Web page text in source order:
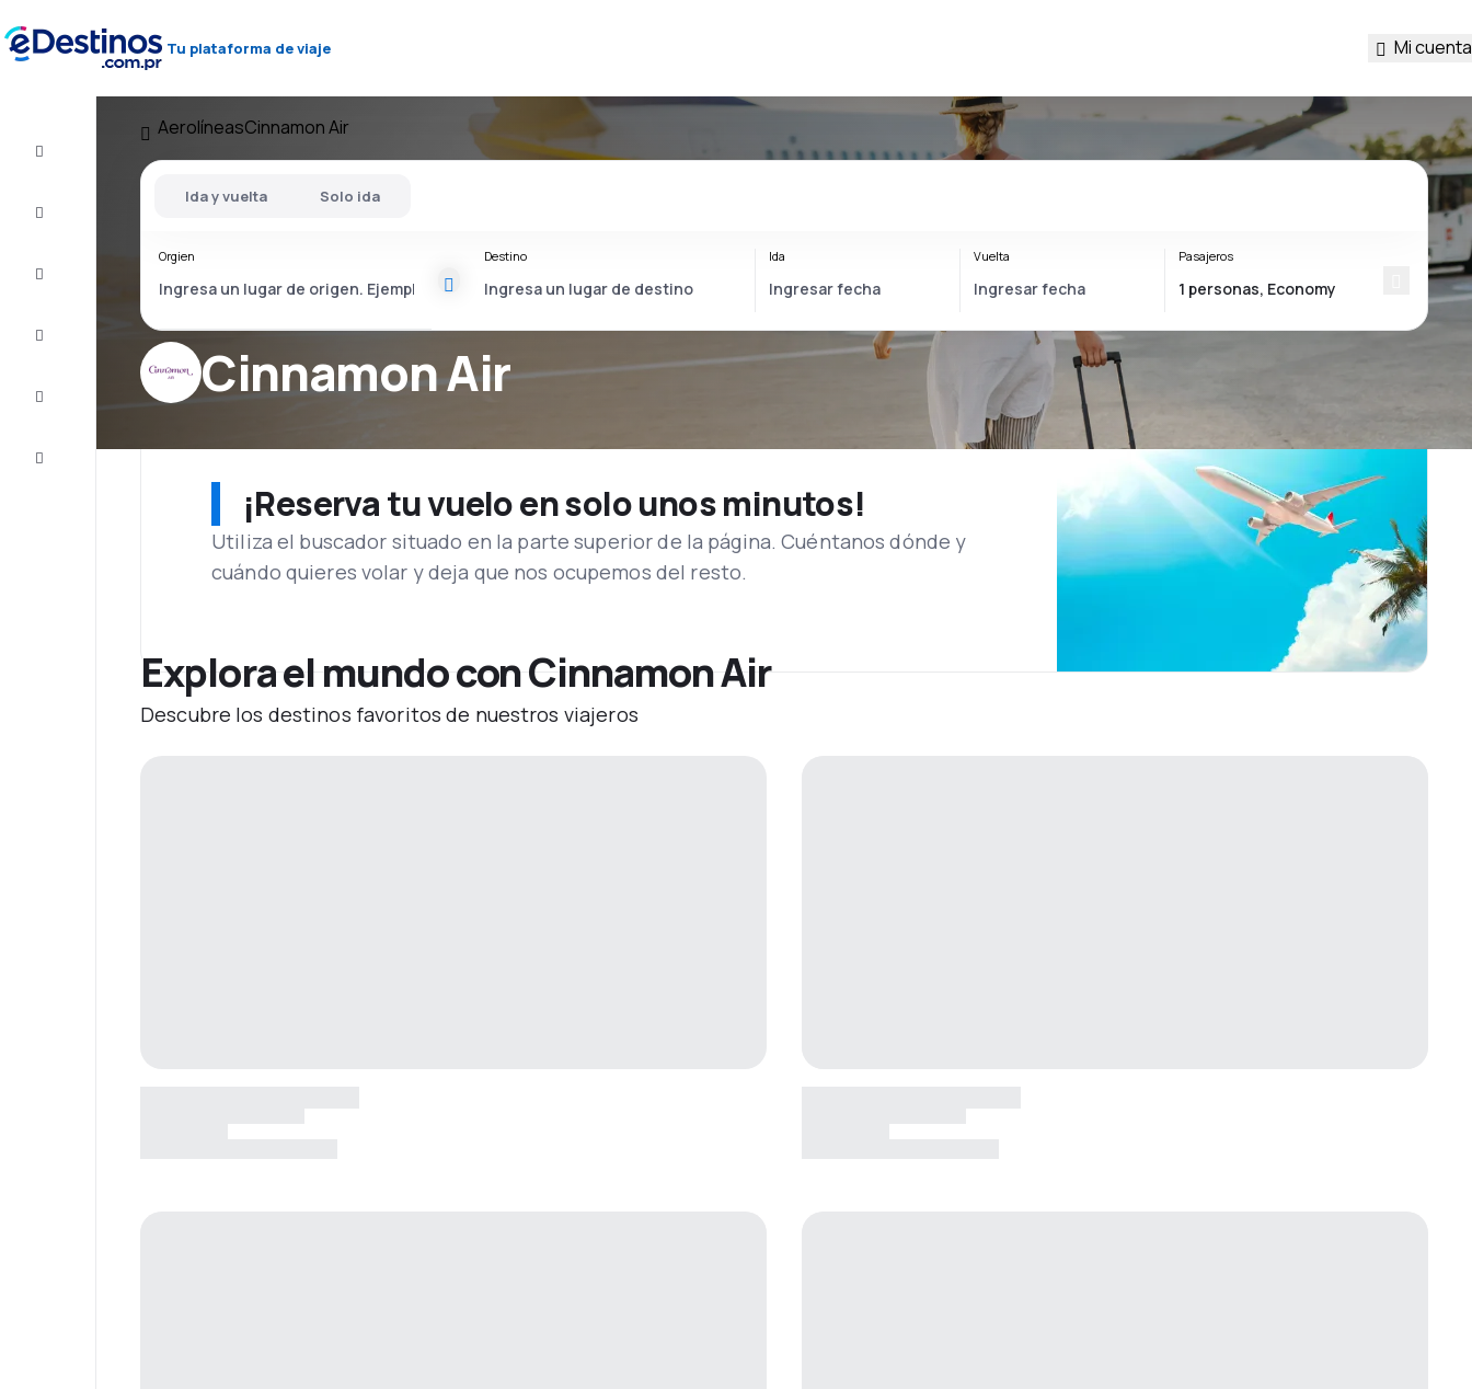
Tu plataforma de viaje Mi cuenta
Atención
AerolíneasCinnamon Air
Cinnamon Air
Ida y vuelta Solo ida
Orgien Destino Ida Vuelta Pasajeros
¡Reserva tu vuelo en solo unos minutos!
Utiliza el buscador situado en la parte superior de la página. Cuéntanos dónde y
cuándo quieres volar y deja que nos ocupemos del resto.
Explora el mundo con Cinnamon Air
Descubre los destinos favoritos de nuestros viajeros